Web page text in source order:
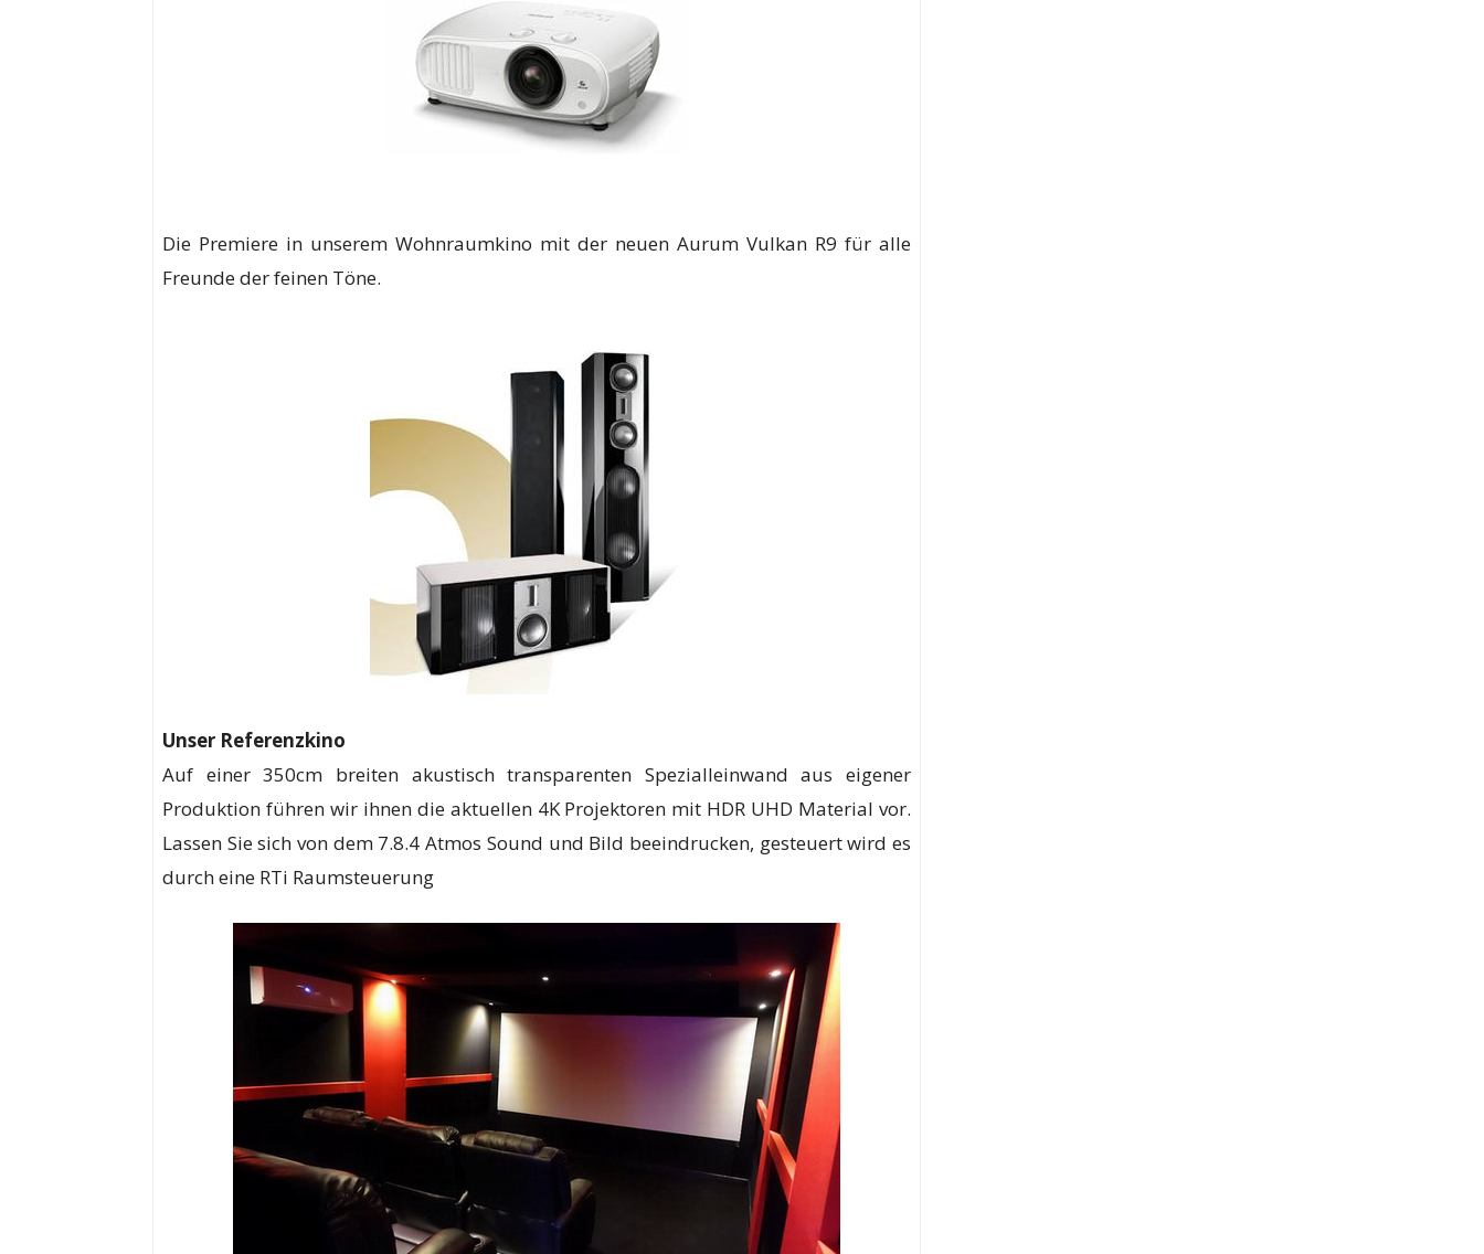
Die Premiere in unserem Wohnraumkino mit der neuen Aurum Vulkan R9 für alle
Freunde der feinen Töne.
Unser Referenzkino
Auf einer 350cm breiten akustisch transparenten Spezialleinwand aus eigener
Produktion führen wir ihnen die aktuellen 4K Projektoren mit HDR UHD Material vor.
Lassen Sie sich von dem 7.8.4 Atmos Sound und Bild beeindrucken, gesteuert wird es
durch eine RTi Raumsteuerung